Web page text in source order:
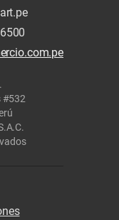
#532